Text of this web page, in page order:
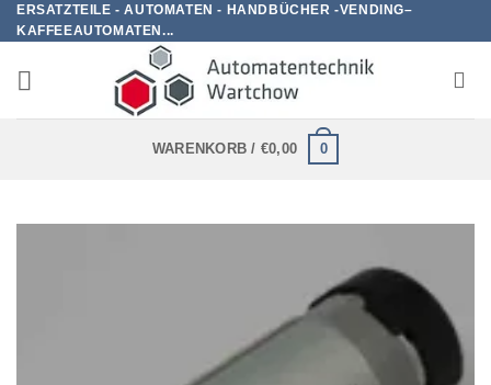
Zum
Inhalt
springen
ERSATZTEILE - AUTOMATEN - HANDBÜCHER -VENDING–
KAFFEEAUTOMATEN...
WARENKORB / €0,00 0